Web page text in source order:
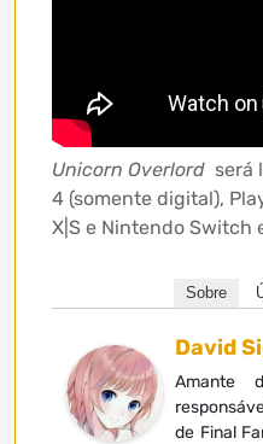
Unicorn Overlord será
4 (somente digital),
X|S e Nintendo Switch
Sobre
David
Amante
de Final